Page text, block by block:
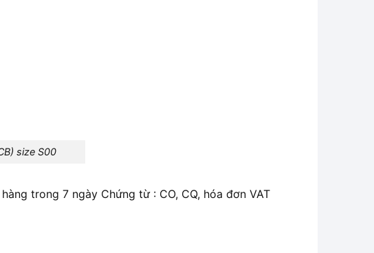
size S00
trong 7 ngày Chứng từ : CO, CQ, hóa đơn VAT